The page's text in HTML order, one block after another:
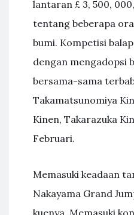
lantaran £ 3, 500,
tentang beberapa
bumi. Kompetisi
dengan mengadopsi
bersama-sama
Takamatsunomiya
Kinen, Takarazuka
Februari.
Memasuki keadaan
Nakayama Grand
kuenya. Memasuki